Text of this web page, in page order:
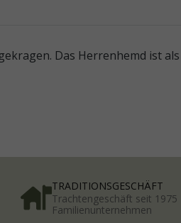
Das Herrenhemd ist
TRADITIONSGESCHÄFT
Trachtengeschäft seit 1975
Familienunternehmen